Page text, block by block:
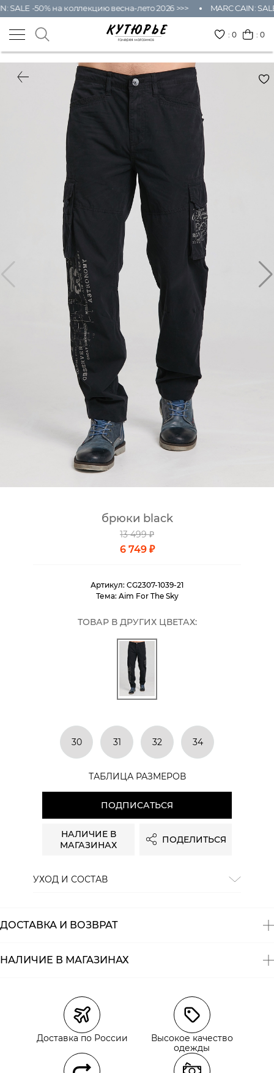
SALE -50% на коллекцию весна-лето 2026 >>> MARC CAIN:
:0 : 0
брюки black
13 499 ₽
6 749 ₽
Артикул: CG2307-1039-21
Тема: Aim For The Sky
ТОВАР В ДРУГИХ ЦВЕТАХ:
30 31 32 34
ТАБЛИЦА РАЗМЕРОВ
ПОДПИСАТЬСЯ
НАЛИЧИЕ В
МАГАЗИНАХ
ПОДЕЛИТЬСЯ
УХОД И СОСТАВ
ДОСТАВКА И ВОЗВРАТ
Курьерская доставка СДЭК
Самовывоз из пункта выдачи СДЭК
Самовывоз из наших магазинов
НАЛИЧИЕ В МАГАЗИНАХ
Доставка по России
Высокое качество
одежды